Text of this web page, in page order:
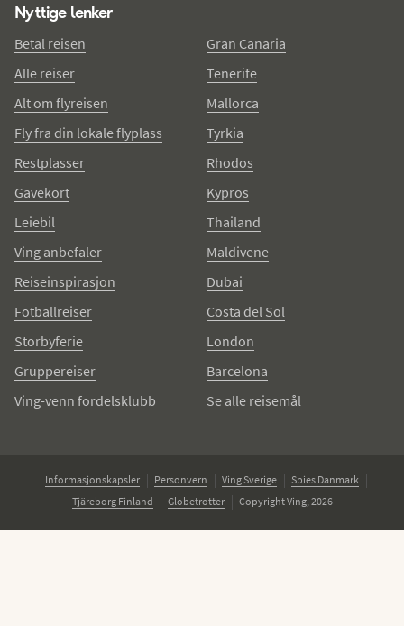
Nyttige lenker
Betal reisen
Alle reiser
Alt om flyreisen
Fly fra din lokale flyplass
Restplasser
Gavekort
Leiebil
Ving anbefaler
Reiseinspirasjon
Fotballreiser
Storbyferie
Gruppereiser
Ving-venn fordelsklubb
Gran Canaria
Tenerife
Mallorca
Tyrkia
Rhodos
Kypros
Thailand
Maldivene
Dubai
Costa del Sol
London
Barcelona
Se alle reisemål
Informasjonskapsler Personvern Ving Sverige
Spies Danmark
Tjäreborg Finland
Globetrotter Copyright Ving, 2026